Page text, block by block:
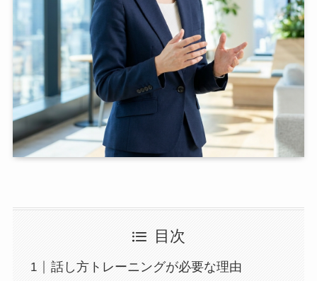
目次
話し方トレーニングが必要な理由